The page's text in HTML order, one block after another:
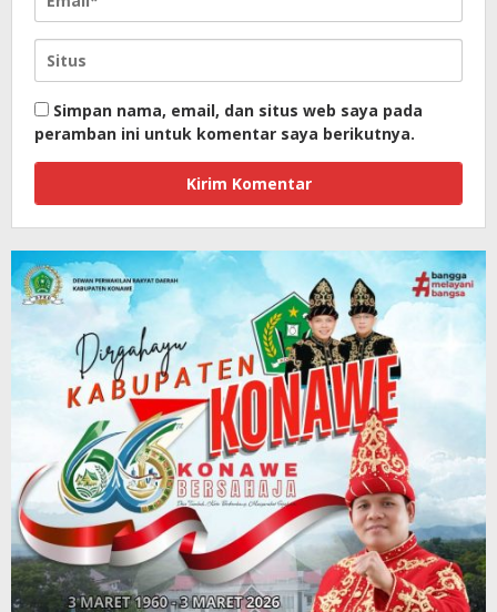
Simpan nama, email, dan situs web saya pada
peramban ini untuk komentar saya berikutnya.